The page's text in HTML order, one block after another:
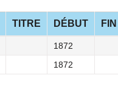
TITRE DÉBUT FIN
1872
1872